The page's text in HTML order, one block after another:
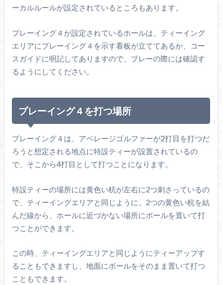
ーカルルールが設定されているところもあります。
プレーイング４が設定されているホールは、ティーイング
エリアにプレーイング４を示す看板が立ててあるか、コー
スガイドに明記してありますので、プレーの際には確認す
るようにしてください。
プレーイング４を打つ場所
プレーイング４は、アベレージゴルファーが2打目を打つだ
ろうと想定される地点に特設ティーが設置されているの
で、そこから4打目として打つことになります。
特設ティーの場所には黄色い杭が左右に2つ刺さっているの
で、ティーイングエリアと同じように、2つの黄色い杭を結
んだ線から、ホールに近づかない場所にボールを置いて打
つことができます。
この時、ティーイングエリアと同じようにティーアップす
ることもできますし、地面にボールをそのまま置いて打つ
こともできます。